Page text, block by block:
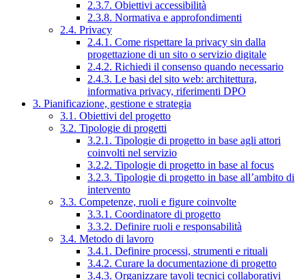
2.3.7. Obiettivi accessibilità
2.3.8. Normativa e approfondimenti
2.4. Privacy
2.4.1. Come rispettare la privacy sin dalla
progettazione di un sito o servizio digitale
2.4.2. Richiedi il consenso quando necessario
2.4.3. Le basi del sito web: architettura,
informativa privacy, riferimenti DPO
3. Pianificazione, gestione e strategia
3.1. Obiettivi del progetto
3.2. Tipologie di progetti
3.2.1. Tipologie di progetto in base agli attori
coinvolti nel servizio
3.2.2. Tipologie di progetto in base al focus
3.2.3. Tipologie di progetto in base all’ambito di
intervento
3.3. Competenze, ruoli e figure coinvolte
3.3.1. Coordinatore di progetto
3.3.2. Definire ruoli e responsabilità
3.4. Metodo di lavoro
3.4.1. Definire processi, strumenti e rituali
3.4.2. Curare la documentazione di progetto
3.4.3. Organizzare tavoli tecnici collaborativi